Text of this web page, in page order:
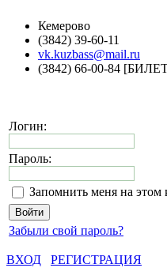
Кемерово
(3842) 39-60-11
vk.kuzbass@mail.ru
(3842) 66-00-84
Логин:
Пароль:
Запомнить меня на этом
Забыли свой пароль?
ВХОД
РЕГИСТРАЦИЯ